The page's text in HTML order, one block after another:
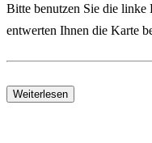
Bitte benutzen Sie die linke
entwerten Ihnen die Karte
Mit den öffentlichen
Weiterlesen